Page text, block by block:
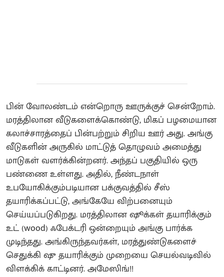
பின் வோலண்டம் என்றொரு ஊருக்குச் சென்றோம்.
மரத்திலான வீடுகளைக்கொண்டு, மிகப் பழமையான
கலாச்சாரத்தைப் பின்பற்றும் சிறிய ஊர் அது. அங்கு
வீடுகளின் அருகில் மாட்டுத் தொழுவம் அமைத்து
மாடுகள் வளர்க்கின்றனர். அந்தப் பகுதியில் ஒரு
பண்ணை உள்ளது. அதில், நீண்டநாள்
உபயோகிக்கும்படியான பக்குவத்தில் சீஸ்
தயாரிக்கப்பட்டு, அங்கேயே விற்பனையும்
செய்யப்படுகிறது. மரத்திலான ஷூக்கள் தயாரிக்கும்
உட் (wood) ஃபேக்டரி ஒன்றையும் அங்கு பார்க்க
முடிந்தது. அங்கிருந்தவர்கள், மரத்துண்டுகளைச்
செதுக்கி ஷு தயாரிக்கும் முறையை செயல்வடிவில்
விளக்கிக் காட்டினர். அமேஸிங்!!